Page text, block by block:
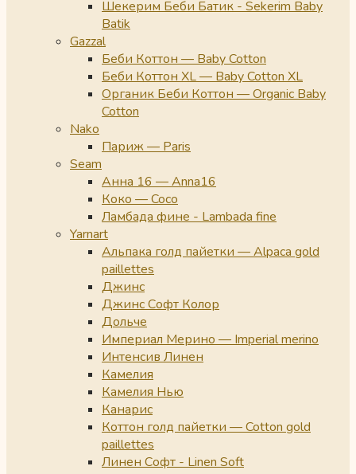
Шекерим Беби Батик - Sekerim Baby
Batik
Gazzal
Беби Коттон — Baby Cotton
Беби Коттон XL — Baby Cotton XL
Органик Беби Коттон — Organic Baby
Cotton
Nako
Париж — Paris
Seam
Анна 16 — Anna16
Коко — Coco
Ламбада фине - Lambada fine
Yarnart
Альпака голд пайетки — Alpaca gold
paillettes
Джинс
Джинс Софт Колор
Дольче
Империал Мерино — Imperial merino
Интенсив Линен
Камелия
Камелия Нью
Канарис
Коттон голд пайетки — Cotton gold
paillettes
Линен Софт - Linen Soft